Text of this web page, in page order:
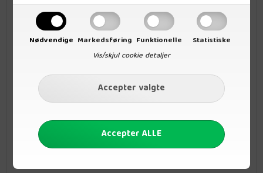
Nødvendige Markedsføring Funktionelle
Statistiske
Vis/skjul cookie detaljer
Lækre cornflakes fremstillet af de fineste økologiske majskorn.
Der er ikke tilsat sukker, men de har et naturligt indhold af
sukker.
Cornflakes er et nærende måltid og spises med mælk, som
morgenmad eller som et mellemmåltid.
Ingredienser:
Majs*
* = Fra økologisk jordbrug.
Kan indeholde spor af:
Komælkprotein, Laktose, Soja, Gluten, Hvede, Nødder.